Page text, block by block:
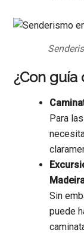
¿Con guía
Para
Sin
puede